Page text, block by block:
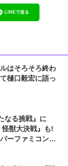
LINEで送る
はそろそろ終わ
樋口毅宏に語っ
なる挑戦』に
怪獣大決戦』も!
ーファミコンの